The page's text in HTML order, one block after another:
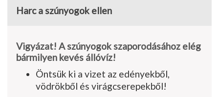
Harc a szúnyogok ellen
Vigyázat! A szúnyogok szaporodásához elég
bármilyen kevés állóvíz!
Öntsük ki a vizet az edényekből,
vödrökből és virágcserepekből!